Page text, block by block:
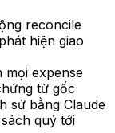
reconcile
hiện giao
mọi expense
từ gốc
sử bằng Claude
quý tới